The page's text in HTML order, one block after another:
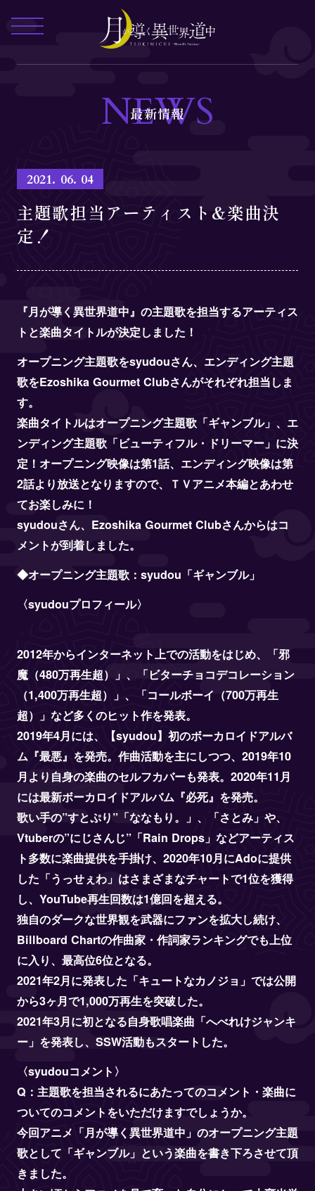
Home
Onair / Streaming
Story
Movie
Blu-ray
Books
Official Twitter
SHARE
NEWS
最新情報
2021. 06. 04
主題歌担当アーティスト&楽曲決
定！
『月が導く異世界道中』の主題歌を担当するアーティス
トと楽曲タイトルが決定しました！
オープニング主題歌をsyudouさん、エンディング主題
歌をEzoshika Gourmet Clubさんがそれぞれ担当しま
す。
楽曲タイトルはオープニング主題歌「ギャンブル」、エ
ンディング主題歌「ビューティフル・ドリーマー」に決
定！オープニング映像は第1話、エンディング映像は第
2話より放送となりますので、ＴＶアニメ本編とあわせ
てお楽しみに！
syudouさん、Ezoshika Gourmet Clubさんからはコ
メントが到着しました。
◆オープニング主題歌：syudou「ギャンブル」
〈syudouプロフィール〉
2012年からインターネット上での活動をはじめ、「邪
魔（480万再生超）」、「ビターチョコデコレーション
（1,400万再生超）」、「コールボーイ（700万再生
超）」など多くのヒット作を発表。
2019年4月には、【syudou】初のボーカロイドアルバ
ム『最悪』を発売。作曲活動を主にしつつ、2019年10
月より自身の楽曲のセルフカバーも発表。2020年11月
には最新ボーカロイドアルバム『必死』を発売。
歌い手の”すとぷり”「ななもり。」、「さとみ」や、
Vtuberの”にじさんじ”「Rain Drops」などアーティス
ト多数に楽曲提供を手掛け、2020年10月にAdoに提供
した「うっせぇわ」はさまざまなチャートで1位を獲得
し、YouTube再生回数は1億回を超える。
独自のダークな世界観を武器にファンを拡大し続け、
Billboard Chartの作曲家・作詞家ランキングでも上位
に入り、最高位6位となる。
2021年2月に発表した「キュートなカノジョ」では公開
から3ヶ月で1,000万再生を突破した。
2021年3月に初となる自身歌唱楽曲「へべれけジャンキ
ー」を発表し、SSW活動もスタートした。
〈syudouコメント〉
Q：主題歌を担当されるにあたってのコメント・楽曲に
ついてのコメントをいただけますでしょうか。
今回アニメ「月が導く異世界道中」のオープニング主題
歌として「ギャンブル」という楽曲を書き下ろさせて頂
きました。